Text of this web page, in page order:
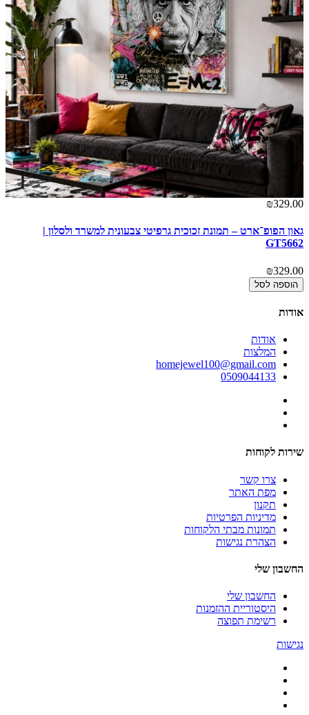
₪329.00
גאון הפופ־ארט – תמונת זכוכית גרפיטי צבעונית למשרד ולסלון |
GT5662
₪329.00
הוספה לסל
אודות
אודות
המלצות
homejewel100@gmail.com
0509044133
שירות לקוחות
צרו קשר
מפת האתר
תקנון
מדיניות הפרטיות
תמונות מבתי הלקוחות
הצהרת נגישות
החשבון שלי
החשבון שלי
היסטוריית ההזמנות
רשימת תפוצה
נגישות